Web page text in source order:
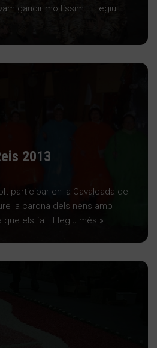
gaudir moltíssim… Llegiu
2013
participar en la Cavalcada de
la carona dels nens amb
que els fa… Llegiu més »